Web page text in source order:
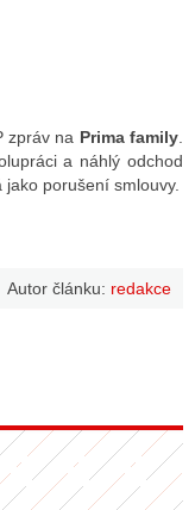
zpráv na Prima family
a náhlý odchod
porušení smlouvy.
Autor článku: redakce